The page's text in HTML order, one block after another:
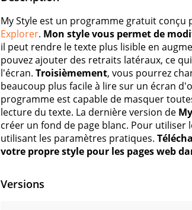
My Style est un programme gratuit
Explorer. Mon style vous permet de
il peut rendre le texte plus lisible en
pouvez ajouter des retraits latéraux, ce
l'écran. Troisièmement, vous pourrez
beaucoup plus facile à lire sur un écran
programme est capable de masquer
lecture du texte. La dernière version de
créer un fond de page blanc. Pour utiliser
utilisant les paramètres pratiques.
votre propre style pour les pages web
Versions